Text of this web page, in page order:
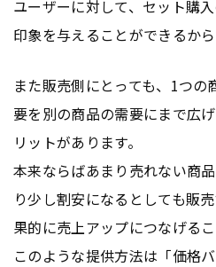
ユーザーに対して、セット購
印象を与えることができるから
また販売側にとっても、1つ
要を別の商品の需要にまで広
リットがあります。
本来ならばあまり売れない商
り少し割安になるとしても販
果的に売上アップにつなげるこ
このような提供方法は「価格